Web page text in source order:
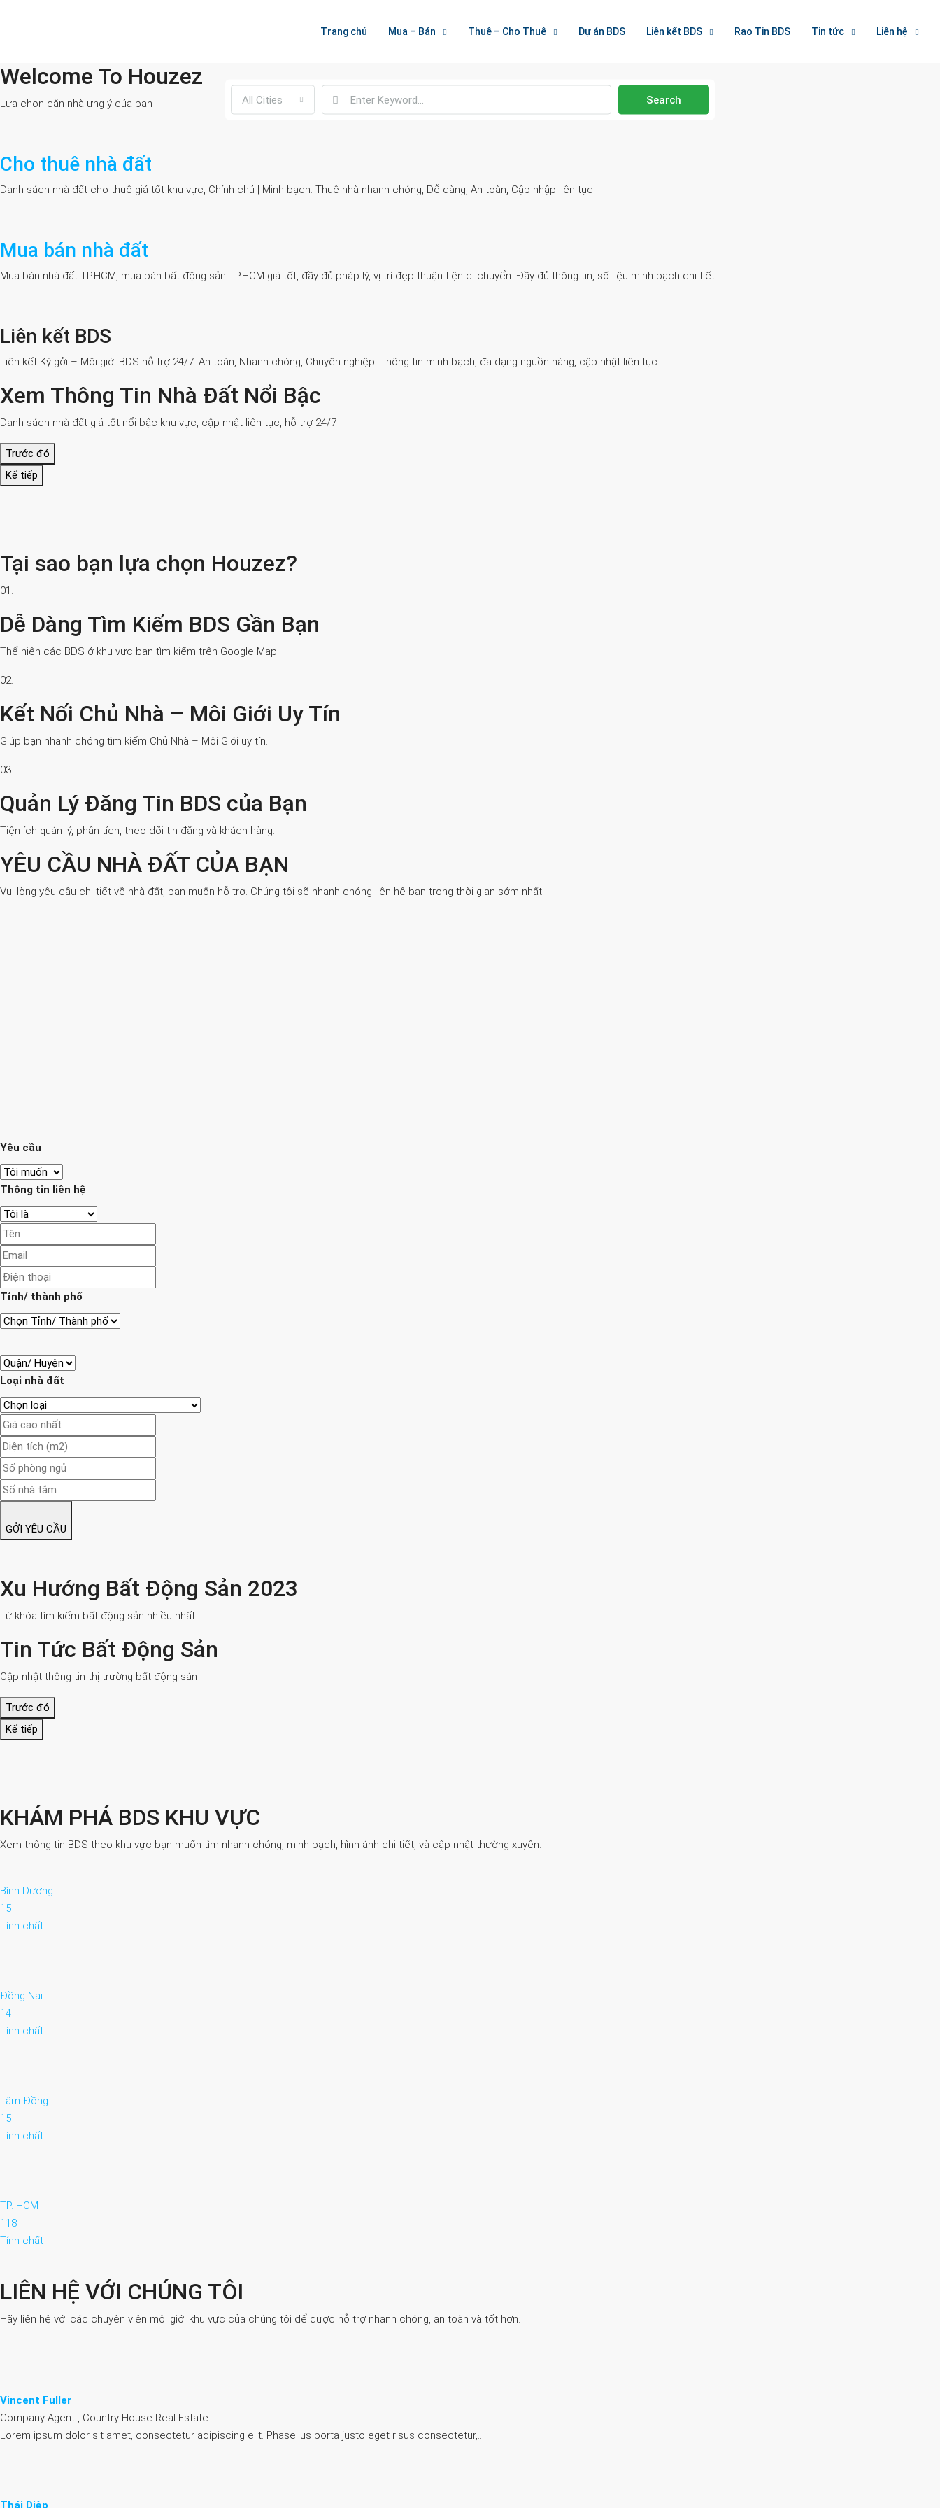
Trang chủ Mua – Bán Thuê – Cho Thuê Dự án BDS Liên kết BDS Rao Tin BDS Tin tức Liên hệ
Welcome To Houzez
All Cities Search
Welcome To Houzez
Lựa chọn căn nhà ưng ý của bạn
Cho thuê nhà đất
Danh sách nhà đất cho thuê giá tốt khu vực, Chính chủ | Minh bạch. Thuê nhà nhanh chóng, Dễ dàng, An toàn, Cập nhập liên tục.
Mua bán nhà đất
Mua bán nhà đất TP.HCM, mua bán bất động sản TP.HCM giá tốt, đầy đủ pháp lý, vị trí đẹp thuận tiện di chuyển. Đầy đủ thông tin, số liệu minh bạch chi tiết.
Liên kết BDS
Liên kết Ký gởi – Môi giới BDS hỗ trợ 24/7. An toàn, Nhanh chóng, Chuyên nghiệp. Thông tin minh bạch, đa dạng nguồn hàng, cập nhật liên tục.
Xem Thông Tin Nhà Đất Nổi Bậc
Danh sách nhà đất giá tốt nổi bậc khu vực, cập nhật liên tục, hỗ trợ 24/7
Trước đó
Kế tiếp
Tại sao bạn lựa chọn Houzez?
01.
Dễ Dàng Tìm Kiếm BDS Gần Bạn
Thể hiện các BDS ở khu vực bạn tìm kiếm trên Google Map.
02.
Kết Nối Chủ Nhà – Môi Giới Uy Tín
Giúp bạn nhanh chóng tìm kiếm Chủ Nhà – Môi Giới uy tín.
03.
Quản Lý Đăng Tin BDS của Bạn
Tiện ích quản lý, phân tích, theo dõi tin đăng và khách hàng.
YÊU CẦU NHÀ ĐẤT CỦA BẠN
Vui lòng yêu cầu chi tiết về nhà đất, bạn muốn hỗ trợ. Chúng tôi sẽ nhanh chóng liên hệ bạn trong thời gian sớm nhất.
Yêu cầu
Thông tin liên hệ
Tỉnh/ thành phố
Loại nhà đất
GỞI YÊU CẦU
Xu Hướng Bất Động Sản 2023
Từ khóa tìm kiếm bất động sản nhiều nhất
Tin Tức Bất Động Sản
Cập nhật thông tin thị trường bất động sản
Trước đó
Kế tiếp
KHÁM PHÁ BDS KHU VỰC
Xem thông tin BDS theo khu vực bạn muốn tìm nhanh chóng, minh bạch, hình ảnh chi tiết, và cập nhật thường xuyên.
Bình Dương
15
Tính chất
Đồng Nai
14
Tính chất
Lâm Đồng
15
Tính chất
TP. HCM
118
Tính chất
LIÊN HỆ VỚI CHÚNG TÔI
Hãy liên hệ với các chuyên viên môi giới khu vực của chúng tôi để được hỗ trợ nhanh chóng, an toàn và tốt hơn.
Vincent Fuller
Company Agent , Country House Real Estate
Lorem ipsum dolor sit amet, consectetur adipiscing elit. Phasellus porta justo eget risus consectetur,…
Thái Diệp